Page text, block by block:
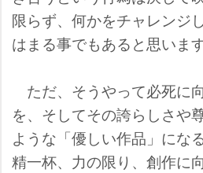
限らず、何かをチャレンジ
はまる事でもあると思います
ただ、そうやって必死に
を、そしてその誇らしさや
ような「優しい作品」にな
精一杯、力の限り、創作に